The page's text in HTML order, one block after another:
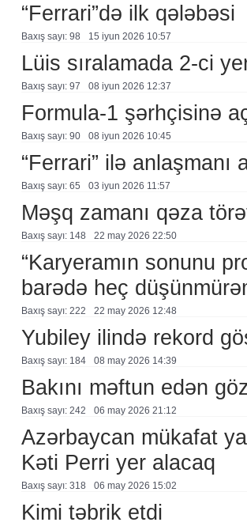
“Ferrari”də ilk qələbəsi
Baxış sayı: 98 15 i̇yun 2026 10:57
Lüis sıralamada 2-ci
Baxış sayı: 97 08 i̇yun 2026 12:37
Formula-1 şərhçisinə
Baxış sayı: 90 08 i̇yun 2026 10:45
“Ferrari” ilə anlaşmanı
Baxış sayı: 65 03 i̇yun 2026 11:57
Məşq zamanı qəza
Baxış sayı: 148 22 may 2026 22:50
“Karyeramın sonunu
barədə heç
Baxış sayı: 222 22 may 2026 12:48
Yubiley ilində rekord
Baxış sayı: 184 08 may 2026 14:39
Bakını məftun edən
Baxış sayı: 242 06 may 2026 21:12
Azərbaycan mükafat
Kəti Perri yer alacaq
Baxış sayı: 318 06 may 2026 15:02
Kimi təbrik etdi